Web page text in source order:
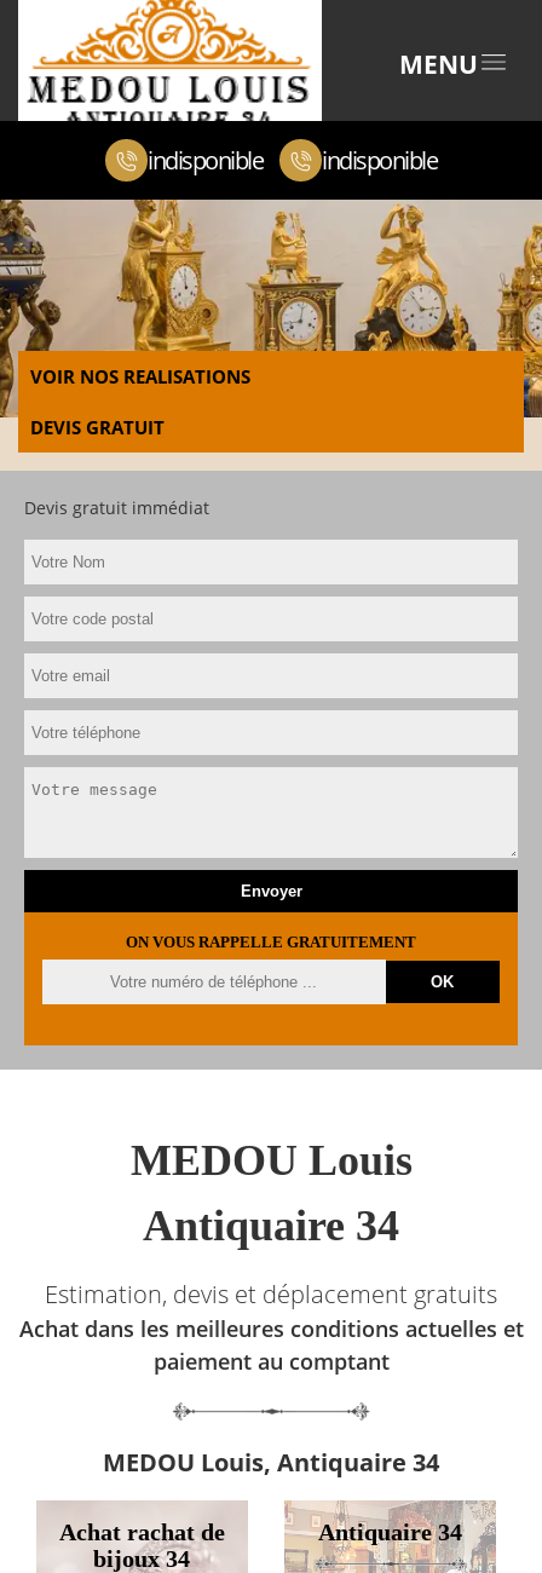
MENU
indisponible indisponible
VOIR NOS REALISATIONS
DEVIS GRATUIT
Devis gratuit immédiat
ON VOUS RAPPELLE GRATUITEMENT
MEDOU Louis
Antiquaire 34
Estimation, devis et déplacement gratuits
Achat dans les meilleures conditions actuelles et
paiement au comptant
MEDOU Louis, Antiquaire 34
Achat rachat de
bijoux 34
Antiquaire 34